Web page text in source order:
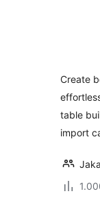
Create
table
import